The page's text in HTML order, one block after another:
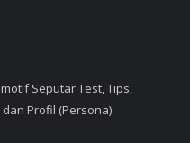
Seputar Test, Tips,
Profil (Persona).